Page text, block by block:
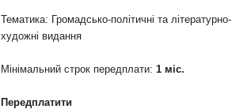
Тематика: Громадсько-політичні та літературно-
художні видання
Мінімальний строк передплати: 1 міс.
Передплатити